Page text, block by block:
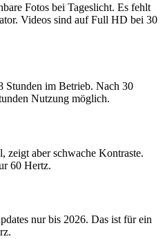
Fotos bei Tageslicht. Es fehlt
Videos sind auf Full HD bei 30
Stunden im Betrieb. Nach 30
Nutzung möglich.
aber schwache Kontraste.
60 Hertz.
nur bis 2026. Das ist für ein